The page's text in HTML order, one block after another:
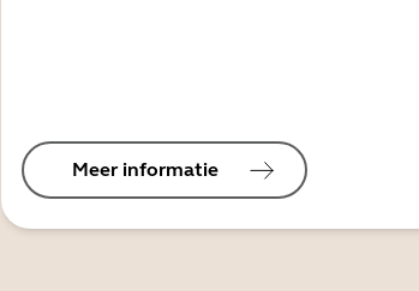
Meer informatie